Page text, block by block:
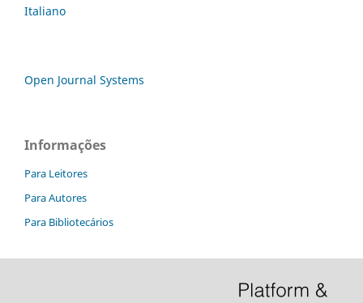
Italiano
Open Journal Systems
Informações
Para Leitores
Para Autores
Para Bibliotecários